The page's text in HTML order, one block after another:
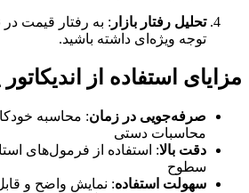
تحلیل رفتار بازار : به رفتار قیمت
توجه ویژه‌ای داشته باشید.
مزایای استفاده از
صرفه‌جویی در زمان: محاسبه
محاسبات دستی
دقت بالا: استفاده از فرمول‌های
سطوح
سهولت استفاده: نمایش واضح و